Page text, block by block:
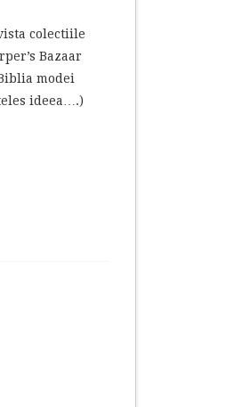
colectiile
Bazaar
modei
ideea….)